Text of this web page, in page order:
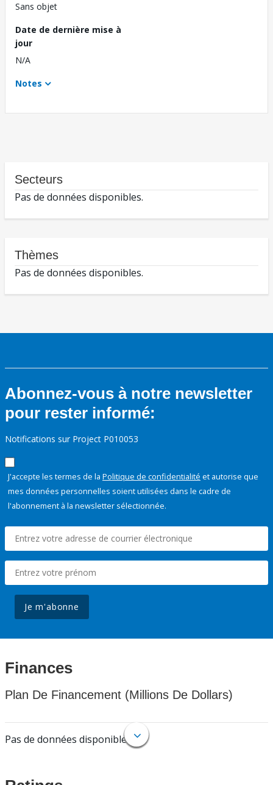
Sans objet
Date de dernière mise à
jour
N/A
Notes
Secteurs
Pas de données disponibles.
Thèmes
Pas de données disponibles.
Abonnez-vous à notre newsletter
pour rester informé:
Notifications sur Project P010053
J'accepte les termes de la Politique de confidentialité et autorise que
mes données personnelles soient utilisées dans le cadre de
l'abonnement à la newsletter sélectionnée.
Je m'abonne
Finances
Plan De Financement (Millions De Dollars)
Pas de données disponibles.